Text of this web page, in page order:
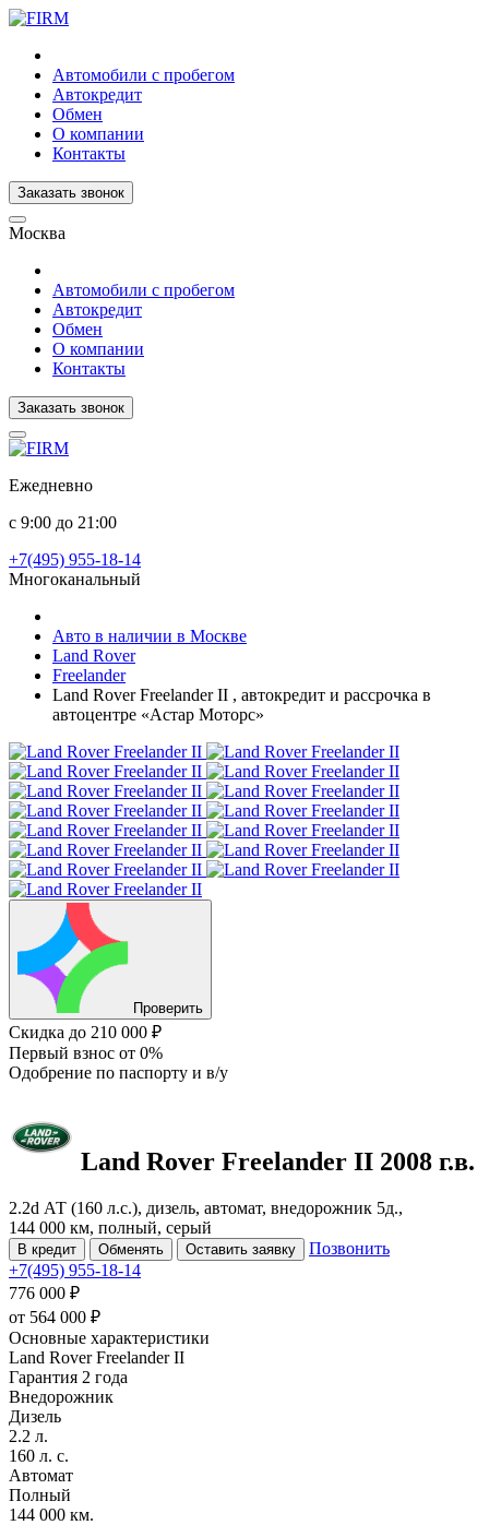
Автомобили с пробегом
Автокредит
Обмен
О компании
Контакты
Заказать звонок
Москва
Автомобили с пробегом
Автокредит
Обмен
О компании
Контакты
Заказать звонок
Ежедневно
с 9:00 до 21:00
+7(495) 955-18-14
Многоканальный
Авто в наличии в Москве
Land Rover
Freelander
Land Rover Freelander II , автокредит и рассрочка в
автоцентре «Астар Моторс»
Проверить
Скидка до 210 000 ₽
Первый взнос от 0%
Одобрение по паспорту и в/у
Land Rover Freelander II 2008 г.в.
2.2d АТ (160 л.с.), дизель, автомат, внедорожник 5д.,
144 000 км, полный, серый
В кредит Обменять Оставить заявку
Позвонить
+7(495) 955-18-14
776 000 ₽
от 564 000 ₽
Основные характеристики
Land Rover Freelander II
Гарантия 2 года
Внедорожник
Дизель
2.2 л.
160 л. с.
Автомат
Полный
144 000 км.